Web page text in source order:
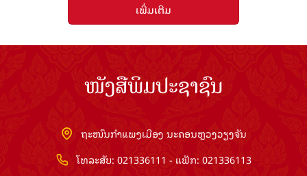
ເພີ່ມເຕີມ
ໜັງສືພິມປະຊາຊົນ
ຖະໜົນກຳແພງເມືອງ ນະຄອນຫຼວງວຽງຈັນ
ໂທລະສັບ: 021336111 - ແຟັກ: 021336113